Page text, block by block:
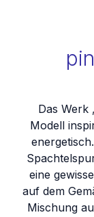
Das Werk
Modell
eine
auf dem
Mischung